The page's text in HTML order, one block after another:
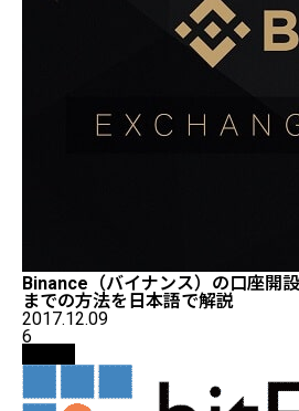
Binance（バイナンス）の口座開
までの方法を日本語で解説
2017.12.09
6